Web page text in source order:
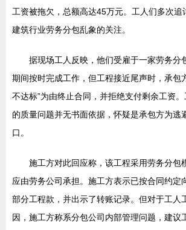
工资被拖欠，总额高达45万元。工人们多次追
建筑行业劳务分包乱象的关注。
据现场工人反映，他们受雇于一家劳务分
期间按时完成工作，但工程接近尾声时，承包
不达标”为由终止合同，并拒绝支付剩余工资
的质量问题并无书面依据，怀疑是承包方为逃
口。
施工方对此回应称，该工程采用劳务分包
应由劳务公司承担。施工方表示已按合同约定
部分工程款，并出示了转账记录。但对于工人
因，施工方称系分包公司内部管理问题，建议